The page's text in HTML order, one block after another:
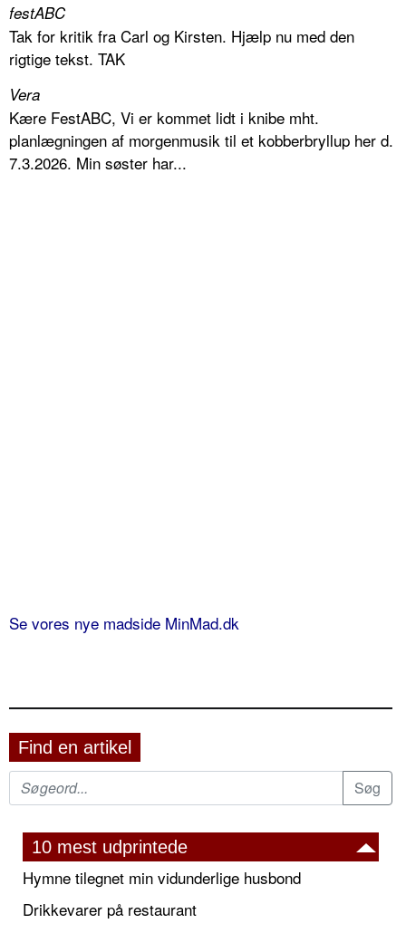
festABC
Tak for kritik fra Carl og Kirsten. Hjælp nu med den
rigtige tekst. TAK
Vera
Kære FestABC, Vi er kommet lidt i knibe mht.
planlægningen af morgenmusik til et kobberbryllup her d.
7.3.2026. Min søster har...
Se vores nye madside MinMad.dk
Find en artikel
10 mest udprintede
Hymne tilegnet min vidunderlige husbond
Drikkevarer på restaurant